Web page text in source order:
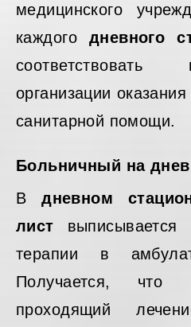
медицинского
каждого дневного
организации
санитарной помощи.
Больничный на
Вдневном
лист
терапии в
Получается, что
проходящий